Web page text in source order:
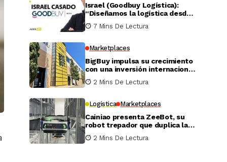
Israel (Goodbuy Logística):
“Diseñamos la logística desde
el lado real del vendedor
online”
7 Mins De Lectura
Marketplaces
BigBuy impulsa su crecimiento
con una inversión internacional
de 4 millones
2 Mins De Lectura
Logistica Marketplaces
Cainiao presenta ZeeBot, su
robot trepador que duplica la
eficiencia de almacenamiento
y recogida en pruebas reales
2 Mins De Lectura